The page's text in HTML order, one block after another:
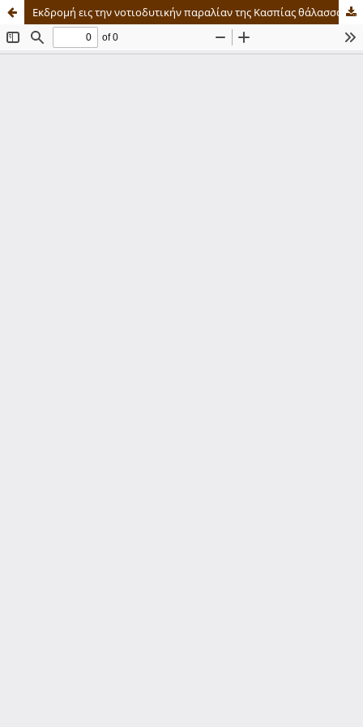
Εκδρομή εις την νοτιοδυτικήν παραλίαν της Κασπίας θάλασσας